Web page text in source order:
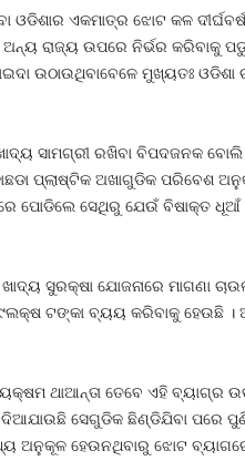
ଓଡିଶାର ଏକମାତ୍ର ଝୋଟ କଳ
ରାଜ୍ୟ ଉପରେ ନିର୍ଭର କରିବାକୁ
ଉଠାଉଥିବାବେଳେ ମୁଖ୍ୟତଃ ଓଡିଶା
ସାମଗ୍ରୀ ରଖିବା ବିପଦଜନକ
ପ୍ଲାଷ୍ଟିକ ଅଖାଗୁଡିକ ପରିବେଶ
ପୋଡିଲେ ସେଥିରୁ ଯେଉଁ ବିଷାକ୍ତ ଧୂଆଁ
ସୁରକ୍ଷା ଯୋଜନାରେ ମାଗଣା ଚାଉଳ
ଟଙ୍କା ବ୍ୟୟ କରିବାକୁ ହେଉଛି ।
ଥାଆନ୍ତା ତେବେ ଏହି ବ୍ୟାଗ୍‍ର
ଦିଆଯାଉଛି ସେଗୁଡିକ ଛିଣ୍ଡିଯିବା ପରେ
ଅନୁକୂଳ ହେଉନଥିବାରୁ ଝୋଟ ବ୍ୟାଗରେ